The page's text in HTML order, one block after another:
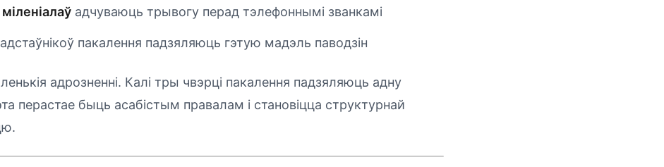
адчуваюць трывогу перад тэлефоннымі званкамі
пакалення падзяляюць гэтую мадэль паводзін
адрозненні. Калі тры чвэрці пакалення падзяляюць адну
перастае быць асабістым правалам і становіцца структурнай